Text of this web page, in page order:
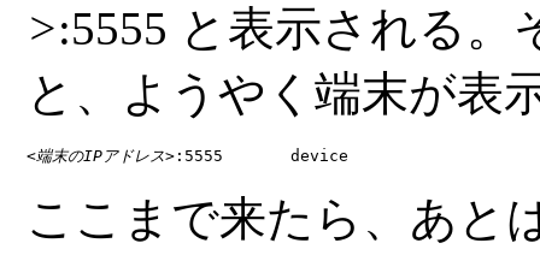
>:5555 と表示される。
と、ようやく端末が表
<端末のIPアドレス> :5555       device
ここまで来たら、あと